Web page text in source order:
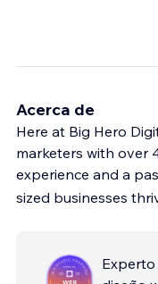
Acerca de
Here at Big Hero
marketers with over
experience and a
sized businesses
Experto